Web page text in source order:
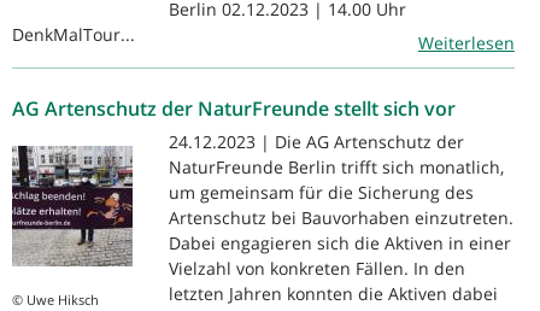
Berlin 02.12.2023 | 14.00 Uhr
DenkMalTour...
Weiterlesen
AG Artenschutz der NaturFreunde stellt sich vor
© Uwe Hiksch
24.12.2023 | Die AG Artenschutz der
NaturFreunde Berlin trifft sich monatlich,
um gemeinsam für die Sicherung des
Artenschutz bei Bauvorhaben einzutreten.
Dabei engagieren sich die Aktiven in einer
Vielzahl von konkreten Fällen. In den
letzten Jahren konnten die Aktiven dabei